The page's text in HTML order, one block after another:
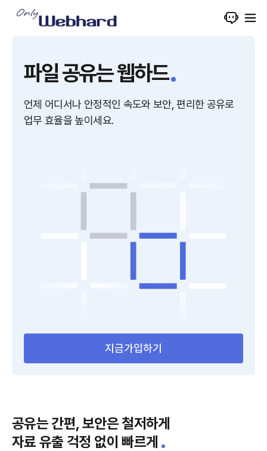
파일 공유는 웹하드
언제 어디서나 안정적인 속도와 보안, 편리한 공유로
업무 효율을 높이세요.
지금가입하기
공유는 간편, 보안은 철저하게
자료 유출 걱정 없이 빠르게